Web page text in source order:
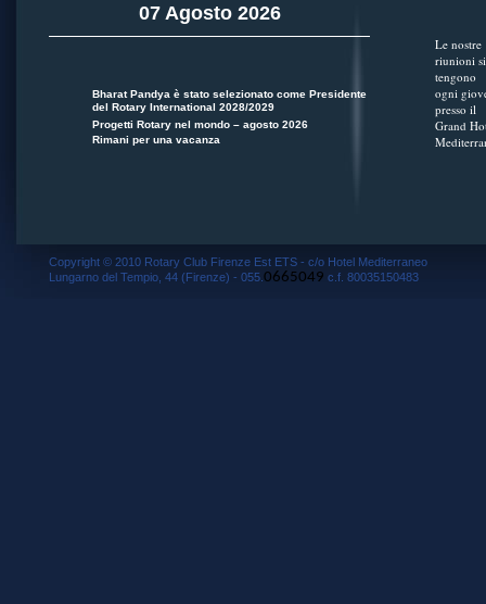
07 Agosto 2026
Bharat Pandya è stato selezionato come Presidente
del Rotary International 2028/2029
Progetti Rotary nel mondo – agosto 2026
Rimani per una vacanza
Le nostre
riunioni si
tengono
ogni
presso il
Grand
Copyright © 2010 Rotary Club Firenze Est ETS - c/o Hotel Mediterraneo
Lungarno del Tempio, 44 (Firenze) - 055. 0665049 c.f. 80035150483